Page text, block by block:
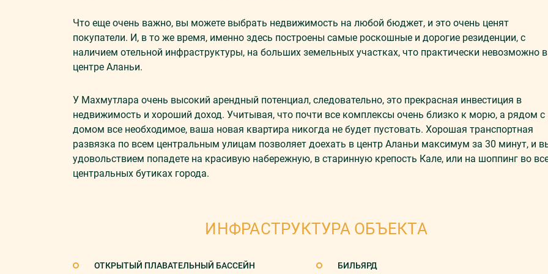
Что еще очень важно, вы можете выбрать недвижимость на любой бюджет, и это очень ценят
покупатели. И, в то же время, именно здесь построены самые роскошные и дорогие резиденции, с
наличием отельной инфраструктуры, на больших земельных участках, что практически невозможно в
центре Аланьи.
У Махмутлара очень высокий арендный потенциал, следовательно, это прекрасная инвестиция в
недвижимость и хороший доход. Учитывая, что почти все комплексы очень близко к морю, а рядом с
домом все необходимое, ваша новая квартира никогда не будет пустовать. Хорошая транспортная
развязка по всем центральным улицам позволяет доехать в центр Аланьи максимум за 30 минут, и
удовольствием попадете на красивую набережную, в старинную крепость Кале, или на шоппинг во
центральных бутиках города.
ИНФРАСТРУКТУРА ОБЪЕКТА
ОТКРЫТЫЙ ПЛАВАТЕЛЬНЫЙ БАССЕЙН БИЛЬЯРД